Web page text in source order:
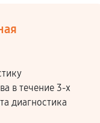
в течение 3-х
диагностика